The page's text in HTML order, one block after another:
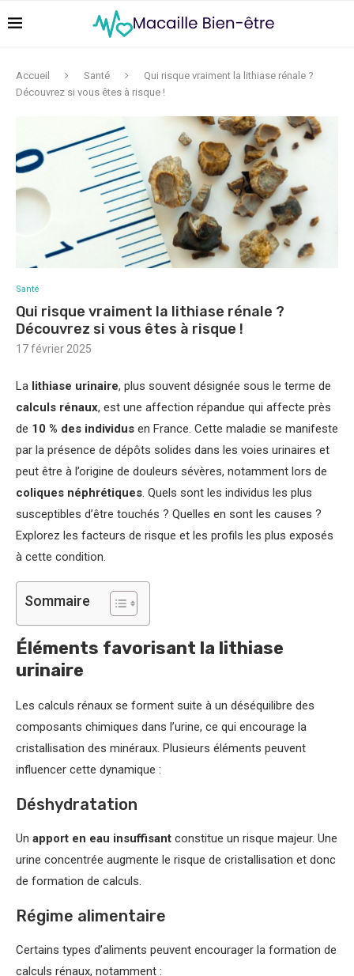
Accueil Santé
Qui risque vraiment la lithiase rénale ?
Découvrez si vous êtes à risque !
Santé
Qui risque vraiment la lithiase rénale ?
Découvrez si vous êtes à risque !
17 février 2025
La lithiase urinaire, plus souvent désignée sous le terme de
calculs rénaux, est une affection répandue qui affecte près
de 10 % des individus en France. Cette maladie se manifeste
par la présence de dépôts solides dans les voies urinaires et
peut être à l’origine de douleurs sévères, notamment lors de
coliques néphrétiques. Quels sont les individus les plus
susceptibles d’être touchés ? Quelles en sont les causes ?
Explorez les facteurs de risque et les profils les plus exposés
à cette condition.
Sommaire
Éléments favorisant la lithiase
urinaire
Les calculs rénaux se forment suite à un déséquilibre des
composants chimiques dans l’urine, ce qui encourage la
cristallisation des minéraux. Plusieurs éléments peuvent
influencer cette dynamique :
Déshydratation
Un apport en eau insuffisant constitue un risque majeur. Une
urine concentrée augmente le risque de cristallisation et donc
de formation de calculs.
Régime alimentaire
Certains types d’aliments peuvent encourager la formation de
calculs rénaux, notamment :